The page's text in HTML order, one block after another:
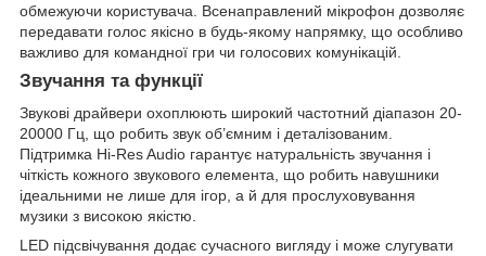
обмежуючи користувача. Всенаправлений мікрофон дозволяє
передавати голос якісно в будь-якому напрямку, що особливо
важливо для командної гри чи голосових комунікацій.
Звучання та функції
Звукові драйвери охоплюють широкий частотний діапазон 20-
20000 Гц, що робить звук об’ємним і деталізованим.
Підтримка Hi-Res Audio гарантує натуральність звучання і
чіткість кожного звукового елемента, що робить навушники
ідеальними не лише для ігор, а й для прослуховування
музики з високою якістю.
LED підсвічування додає сучасного вигляду і може слугувати